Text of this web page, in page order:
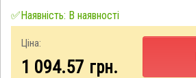
✅Наявність: В наявності
Ціна:
1 094.57 грн.